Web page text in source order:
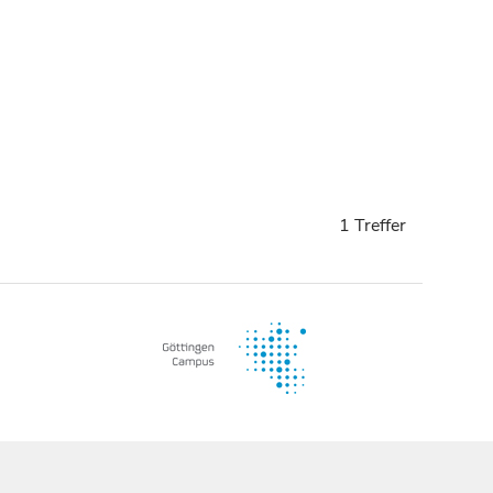
1 Treffer